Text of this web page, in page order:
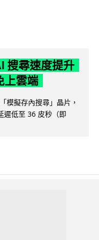
搜尋速度提升
上雲端
模擬存內搜尋」晶片，
遲低至 36 皮秒（即